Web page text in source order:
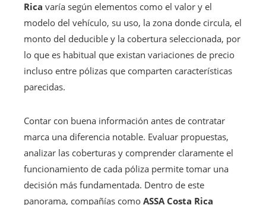
Rica varía según elementos como el valor y el
modelo del vehículo, su uso, la zona donde circula, el
monto del deducible y la cobertura seleccionada, por
lo que es habitual que existan variaciones de precio
incluso entre pólizas que comparten características
parecidas.
Contar con buena información antes de contratar
marca una diferencia notable. Evaluar propuestas,
analizar las coberturas y comprender claramente el
funcionamiento de cada póliza permite tomar una
decisión más fundamentada. Dentro de este
panorama, compañías como ASSA Costa Rica